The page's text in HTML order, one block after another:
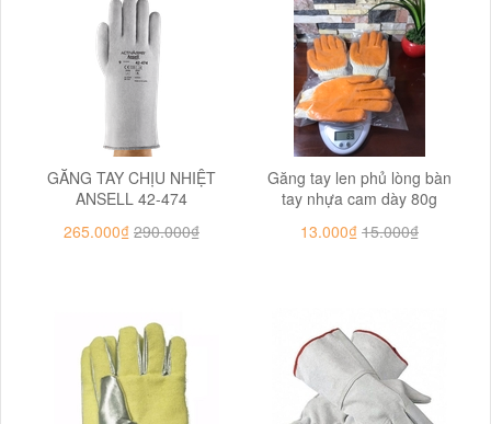
GĂNG TAY CHỊU NHIỆT
ANSELL 42-474
265.000₫ 290.000₫
Găng tay len phủ lòng bàn
tay nhựa cam dày 80g
13.000₫ 15.000₫